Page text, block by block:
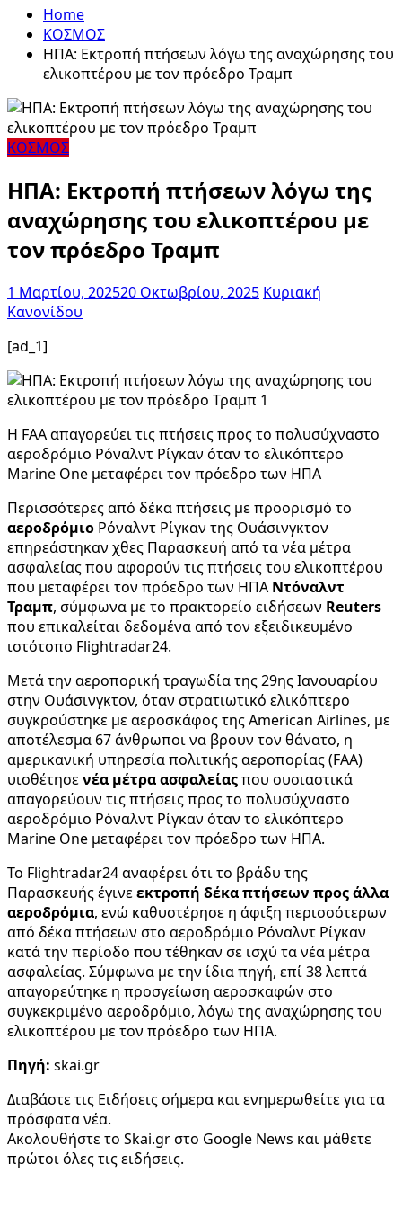
Home
ΚΟΣΜΟΣ
ΗΠΑ: Εκτροπή πτήσεων λόγω της αναχώρησης του
ελικοπτέρου με τον πρόεδρο Τραμπ
ΚΟΣΜΟΣ
ΗΠΑ: Εκτροπή πτήσεων λόγω της
αναχώρησης του ελικοπτέρου με
τον πρόεδρο Τραμπ
1 Μαρτίου, 202520 Οκτωβρίου, 2025 Κυριακή
Κανονίδου
[ad_1]
Η FAA απαγορεύει τις πτήσεις προς το πολυσύχναστο
αεροδρόμιο Ρόναλντ Ρίγκαν όταν το ελικόπτερο
Marine One μεταφέρει τον πρόεδρο των ΗΠΑ
Περισσότερες από δέκα πτήσεις με προορισμό το
αεροδρόμιο Ρόναλντ Ρίγκαν της Ουάσινγκτον
επηρεάστηκαν χθες Παρασκευή από τα νέα μέτρα
ασφαλείας που αφορούν τις πτήσεις του ελικοπτέρου
που μεταφέρει τον πρόεδρο των ΗΠΑ Ντόναλντ
Τραμπ, σύμφωνα με το πρακτορείο ειδήσεων Reuters
που επικαλείται δεδομένα από τον εξειδικευμένο
ιστότοπο Flightradar24.
Μετά την αεροπορική τραγωδία της 29ης Ιανουαρίου
στην Ουάσινγκτον, όταν στρατιωτικό ελικόπτερο
συγκρούστηκε με αεροσκάφος της American Airlines, με
αποτέλεσμα 67 άνθρωποι να βρουν τον θάνατο, η
αμερικανική υπηρεσία πολιτικής αεροπορίας (FAA)
υιοθέτησενέα μέτρα ασφαλείαςπου ουσιαστικά
απαγορεύουν τις πτήσεις προς το πολυσύχναστο
αεροδρόμιο Ρόναλντ Ρίγκαν όταν το ελικόπτερο
Marine One μεταφέρει τον πρόεδρο των ΗΠΑ.
To Flightradar24 αναφέρει ότι το βράδυ της
Παρασκευής έγινεεκτροπή δέκα πτήσεων προς άλλα
αεροδρόμια, ενώ καθυστέρησε η άφιξη περισσότερων
από δέκα πτήσεων στο αεροδρόμιο Ρόναλντ Ρίγκαν
κατά την περίοδο που τέθηκαν σε ισχύ τα νέα μέτρα
ασφαλείας. Σύμφωνα με την ίδια πηγή, επί 38 λεπτά
απαγορεύτηκε η προσγείωση αεροσκαφών στο
συγκεκριμένο αεροδρόμιο, λόγω της αναχώρησης του
ελικοπτέρου με τον πρόεδρο των ΗΠΑ.
Πηγή: skai.gr
Διαβάστε τις Ειδήσεις σήμερα και ενημερωθείτε για τα
πρόσφατα νέα.
Ακολουθήστε το Skai.gr στο Google News και μάθετε
πρώτοι όλες τις ειδήσεις.